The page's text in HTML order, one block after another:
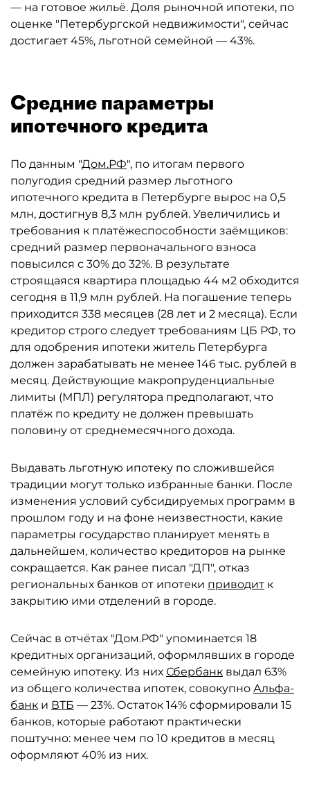
— на готовое жильё. Доля рыночной ипотеки, по
оценке "Петербургской недвижимости", сейчас
достигает 45%, льготной семейной — 43%.
Средние параметры
ипотечного кредита
По данным "Дом.РФ", по итогам первого
полугодия средний размер льготного
ипотечного кредита в Петербурге вырос на 0,5
млн, достигнув 8,3 млн рублей. Увеличились и
требования к платёжеспособности заёмщиков:
средний размер первоначального взноса
повысился с 30% до 32%. В результате
строящаяся квартира площадью 44 м2 обходится
сегодня в 11,9 млн рублей. На погашение теперь
приходится 338 месяцев (28 лет и 2 месяца). Если
кредитор строго следует требованиям ЦБ РФ, то
для одобрения ипотеки житель Петербурга
должен зарабатывать не менее 146 тыс. рублей в
месяц. Действующие макропруденциальные
лимиты (МПЛ) регулятора предполагают, что
платёж по кредиту не должен превышать
половину от среднемесячного дохода.
Выдавать льготную ипотеку по сложившейся
традиции могут только избранные банки. После
изменения условий субсидируемых программ в
прошлом году и на фоне неизвестности, какие
параметры государство планирует менять в
дальнейшем, количество кредиторов на рынке
сокращается. Как ранее писал "ДП", отказ
региональных банков от ипотеки приводит к
закрытию ими отделений в городе.
Сейчас в отчётах "Дом.РФ" упоминается 18
кредитных организаций, оформлявших в городе
семейную ипотеку. Из них Сбербанк выдал 63%
из общего количества ипотек, совокупно Альфа-
банк и ВТБ — 23%. Остаток 14% сформировали 15
банков, которые работают практически
поштучно: менее чем по 10 кредитов в месяц
оформляют 40% из них.